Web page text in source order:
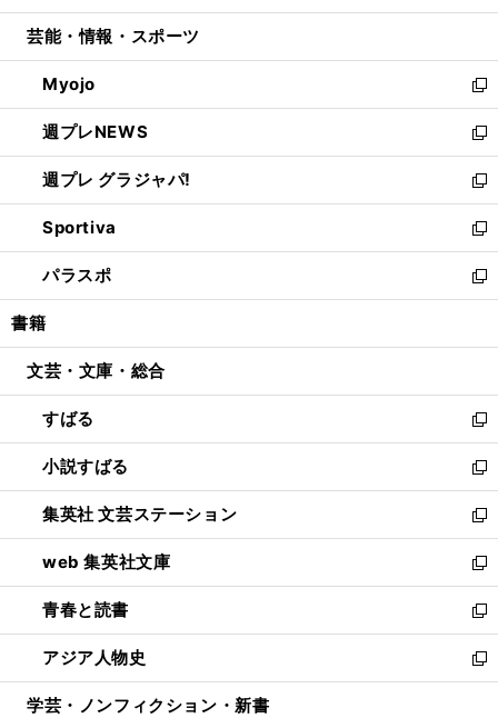
開
ウ
開
く
ン
ウ
で
開
く
ウ
ン
ド
ウ
で
開
く
し
ウ
ィ
ン
ド
ウ
で
開
く
芸能・情報・スポーツ
Myojo
新
し
い
ウ
ィ
ン
ド
ウ
で
開
週プレNEWS
新
し
い
ウ
ィ
ン
ド
ウ
開
週プレ グラジャパ!
新
し
い
ウ
ィ
ン
ウ
開
く
Sportiva
新
し
い
ウ
ン
ウ
で
開
く
パラスポ
新
し
ウ
ン
ド
ウ
で
開
く
書籍
文芸・文庫・総合
すばる
新
し
い
ウ
ィ
ン
ド
ウ
で
開
く
小説すばる
新
し
い
ウ
ィ
ン
ド
ウ
で
開
集英社 文芸ステーション
新
し
い
ウ
ィ
ン
ド
ウ
web 集英社文庫
新
し
い
ウ
ィ
ン
青春と読書
新
し
い
ウ
アジア人物史
新
し
学芸・ノンフィクション・新書